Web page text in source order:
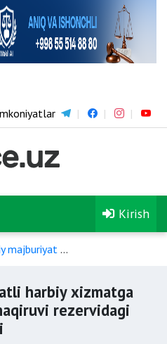
Kirish
majburiyat
harbiy xizmatga
rezervidagi